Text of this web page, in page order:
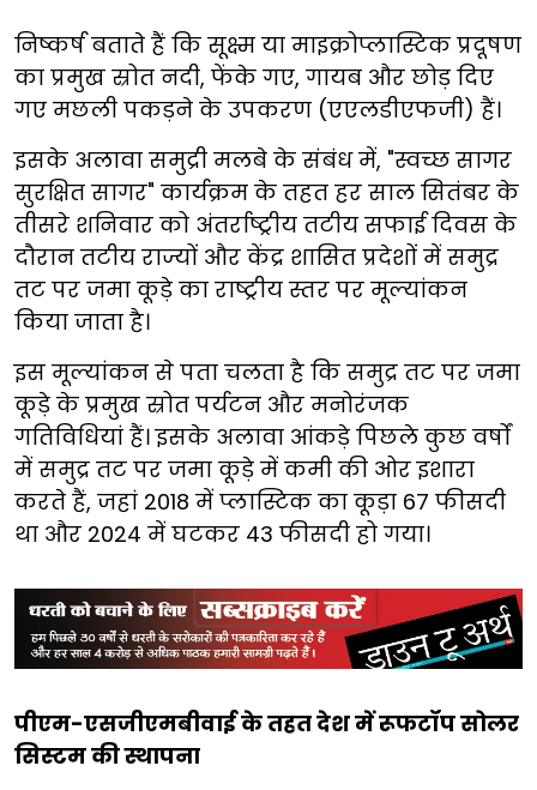
निष्कर्ष बताते हैं कि सूक्ष्म या माइक्रोप्लास्टिक प्रदूषण
का प्रमुख स्रोत नदी, फेंके गए, गायब और छोड़ दिए
गए मछली पकड़ने के उपकरण (एएलडीएफजी) हैं।
इसके अलावा समुद्री मलबे के संबंध में, "स्वच्छ सागर
सुरक्षित सागर" कार्यक्रम के तहत हर साल सितंबर के
तीसरे शनिवार को अंतर्राष्ट्रीय तटीय सफाई दिवस के
दौरान तटीय राज्यों और केंद्र शासित प्रदेशों में समुद्र
तट पर जमा कूड़े का राष्ट्रीय स्तर पर मूल्यांकन
किया जाता है।
इस मूल्यांकन से पता चलता है कि समुद्र तट पर जमा
कूड़े के प्रमुख स्रोत पर्यटन और मनोरंजक
गतिविधियां हैं। इसके अलावा आंकड़े पिछले कुछ वर्षों
में समुद्र तट पर जमा कूड़े में कमी की ओर इशारा
करते हैं, जहां 2018 में प्लास्टिक का कूड़ा 67 फीसदी
था और 2024 में घटकर 43 फीसदी हो गया।
पीएम-एसजीएमबीवाई के तहत देश में रूफटॉप सोलर
सिस्टम की स्थापना